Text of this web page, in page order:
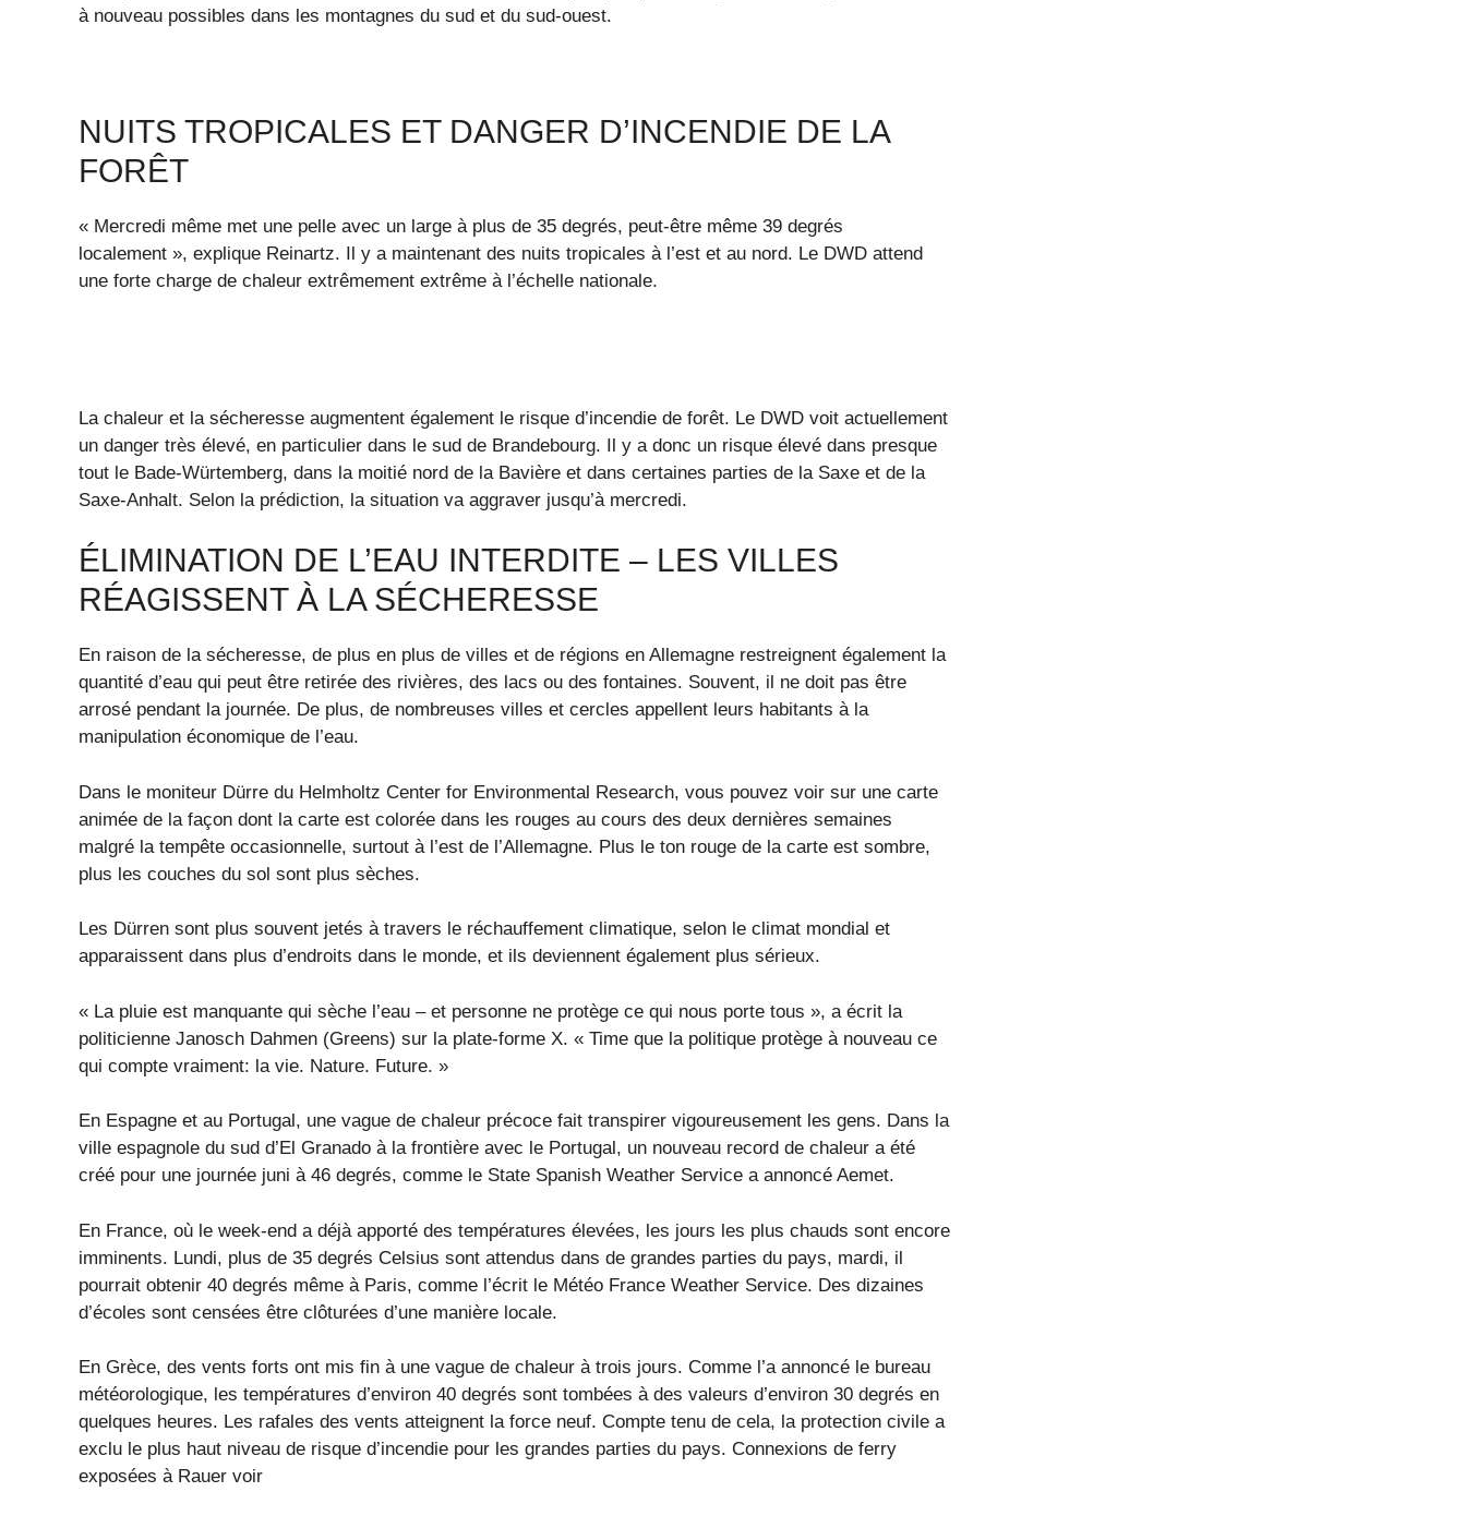
à nouveau possibles dans les montagnes du sud et du sud-ouest.
NUITS TROPICALES ET DANGER D’INCENDIE DE LA
FORÊT
« Mercredi même met une pelle avec un large à plus de 35 degrés, peut-être même 39 degrés
localement », explique Reinartz. Il y a maintenant des nuits tropicales à l’est et au nord. Le DWD attend
une forte charge de chaleur extrêmement extrême à l’échelle nationale.
La chaleur et la sécheresse augmentent également le risque d’incendie de forêt. Le DWD voit actuellement
un danger très élevé, en particulier dans le sud de Brandebourg. Il y a donc un risque élevé dans presque
tout le Bade-Würtemberg, dans la moitié nord de la Bavière et dans certaines parties de la Saxe et de la
Saxe-Anhalt. Selon la prédiction, la situation va aggraver jusqu’à mercredi.
ÉLIMINATION DE L’EAU INTERDITE – LES VILLES
RÉAGISSENT À LA SÉCHERESSE
En raison de la sécheresse, de plus en plus de villes et de régions en Allemagne restreignent également la
quantité d’eau qui peut être retirée des rivières, des lacs ou des fontaines. Souvent, il ne doit pas être
arrosé pendant la journée. De plus, de nombreuses villes et cercles appellent leurs habitants à la
manipulation économique de l’eau.
Dans le moniteur Dürre du Helmholtz Center for Environmental Research, vous pouvez voir sur une carte
animée de la façon dont la carte est colorée dans les rouges au cours des deux dernières semaines
malgré la tempête occasionnelle, surtout à l’est de l’Allemagne. Plus le ton rouge de la carte est sombre,
plus les couches du sol sont plus sèches.
Les Dürren sont plus souvent jetés à travers le réchauffement climatique, selon le climat mondial et
apparaissent dans plus d’endroits dans le monde, et ils deviennent également plus sérieux.
« La pluie est manquante qui sèche l’eau – et personne ne protège ce qui nous porte tous », a écrit la
politicienne Janosch Dahmen (Greens) sur la plate-forme X. « Time que la politique protège à nouveau ce
qui compte vraiment: la vie. Nature. Future. »
En Espagne et au Portugal, une vague de chaleur précoce fait transpirer vigoureusement les gens. Dans la
ville espagnole du sud d’El Granado à la frontière avec le Portugal, un nouveau record de chaleur a été
créé pour une journée juni à 46 degrés, comme le State Spanish Weather Service a annoncé Aemet.
En France, où le week-end a déjà apporté des températures élevées, les jours les plus chauds sont encore
imminents. Lundi, plus de 35 degrés Celsius sont attendus dans de grandes parties du pays, mardi, il
pourrait obtenir 40 degrés même à Paris, comme l’écrit le Météo France Weather Service. Des dizaines
d’écoles sont censées être clôturées d’une manière locale.
En Grèce, des vents forts ont mis fin à une vague de chaleur à trois jours. Comme l’a annoncé le bureau
météorologique, les températures d’environ 40 degrés sont tombées à des valeurs d’environ 30 degrés en
quelques heures. Les rafales des vents atteignent la force neuf. Compte tenu de cela, la protection civile a
exclu le plus haut niveau de risque d’incendie pour les grandes parties du pays. Connexions de ferry
exposées à Rauer voir